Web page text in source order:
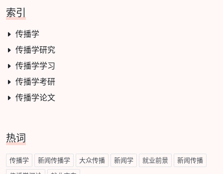
索引
传播学
传播学研究
传播学学习
传播学考研
传播学论文
热词
传播学 新闻传播学 大众传播 新闻学 就业前景 新闻传播